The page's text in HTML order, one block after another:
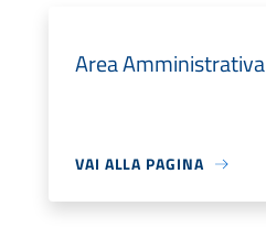
Area Amministrativa
VAI ALLA PAGINA